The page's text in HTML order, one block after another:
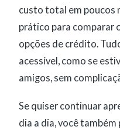
custo total em poucos
prático para comparar
opções de crédito.
acessível, como se
amigos, sem
Se quiser continuar
dia a dia, você também